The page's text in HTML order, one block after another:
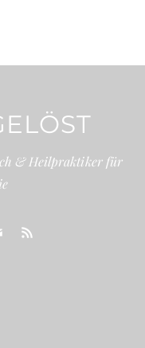
& Heilpraktiker für